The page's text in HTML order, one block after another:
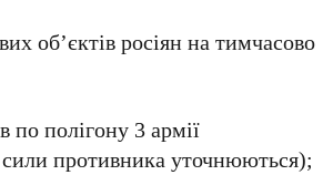
об’єктів росіян на тимчасово
по полігону 3 армії
противника уточнюються);